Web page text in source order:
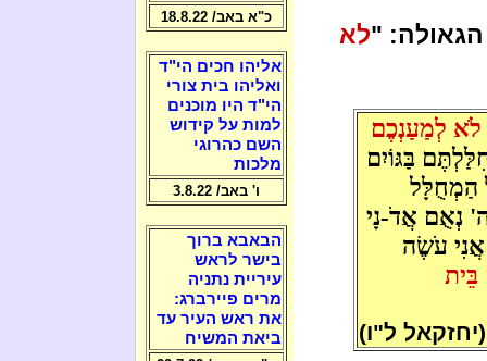
"לא
לֹא לְמַעַנְכֶם
בַּגּוֹיִם
הַמְחֻלָּל
נְאֻם אֲדֹ-נָי
אֲנִי עֹשֶׂה
בֵּית
(יחזקאל ל"ו)
כ"א באב/ 18.8.22
אליהו חכים הי"ד
ואליהו בית צורי
הי"ד היו מוכנים
למות על קידוש
השם כהרוגי
מלכות
ו' באב/ 3.8.22
הבאבא ברוך
בישר לראש
עיריית נתניה
מרים פיירברג:
את ראש העיר עד
ביאת המשיח